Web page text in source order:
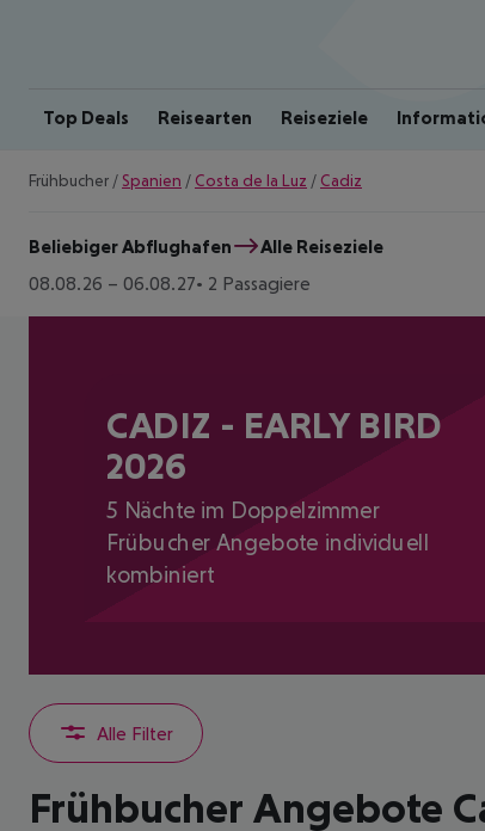
Top Deals Reisearten Reiseziele
Frühbucher / Spanien / Costa de la Luz / Cadiz
Beliebiger Abflughafen
Alle Reiseziele
08.08.26 – 06.08.27 2 Passagiere
CADIZ - EARLY BIRD
2026
5 Nächte im Doppelzimmer
Frübucher Angebote individuell
kombiniert
Alle Filter
Frühbucher Angebote